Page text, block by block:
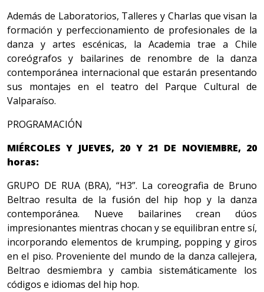
Además de Laboratorios, Talleres y Charlas que visan la
formación y perfeccionamiento de profesionales de la
danza y artes escénicas, la Academia trae a Chile
coreógrafos y bailarines de renombre de la danza
contemporánea internacional que estarán presentando
sus montajes en el teatro del Parque Cultural de
Valparaíso.
PROGRAMACIÓN
MIÉRCOLES Y JUEVES, 20 Y 21 DE NOVIEMBRE, 20
horas:
GRUPO DE RUA (BRA), “H3”. La coreografia de Bruno
Beltrao resulta de la fusión del hip hop y la danza
contemporánea. Nueve bailarines crean dúos
impresionantes mientras chocan y se equilibran entre sí,
incorporando elementos de krumping, popping y giros
en el piso. Proveniente del mundo de la danza callejera,
Beltrao desmiembra y cambia sistemáticamente los
códigos e idiomas del hip hop.